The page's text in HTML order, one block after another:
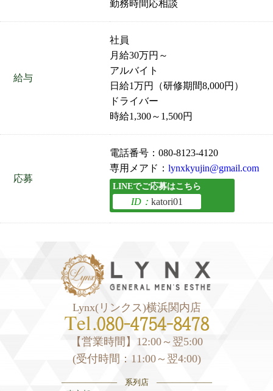
勤務時間応相談
給与
社員
月給30万円～
アルバイト
日給1万円（研修期間8,000円）
ドライバー
時給1,300～1,500円
応募
電話番号：080-8123-4120
専用メアド： lynxkyujin@gmail.com
LINEでご応募はこちら
ID： katori01
Lynx(リンクス)横浜関内店
【営業時間】12:00～翌5:00
(受付時間：11:00～翌4:00)
——————— 系列店 ———————